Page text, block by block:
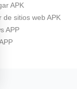
APK
de sitios web APK
APP